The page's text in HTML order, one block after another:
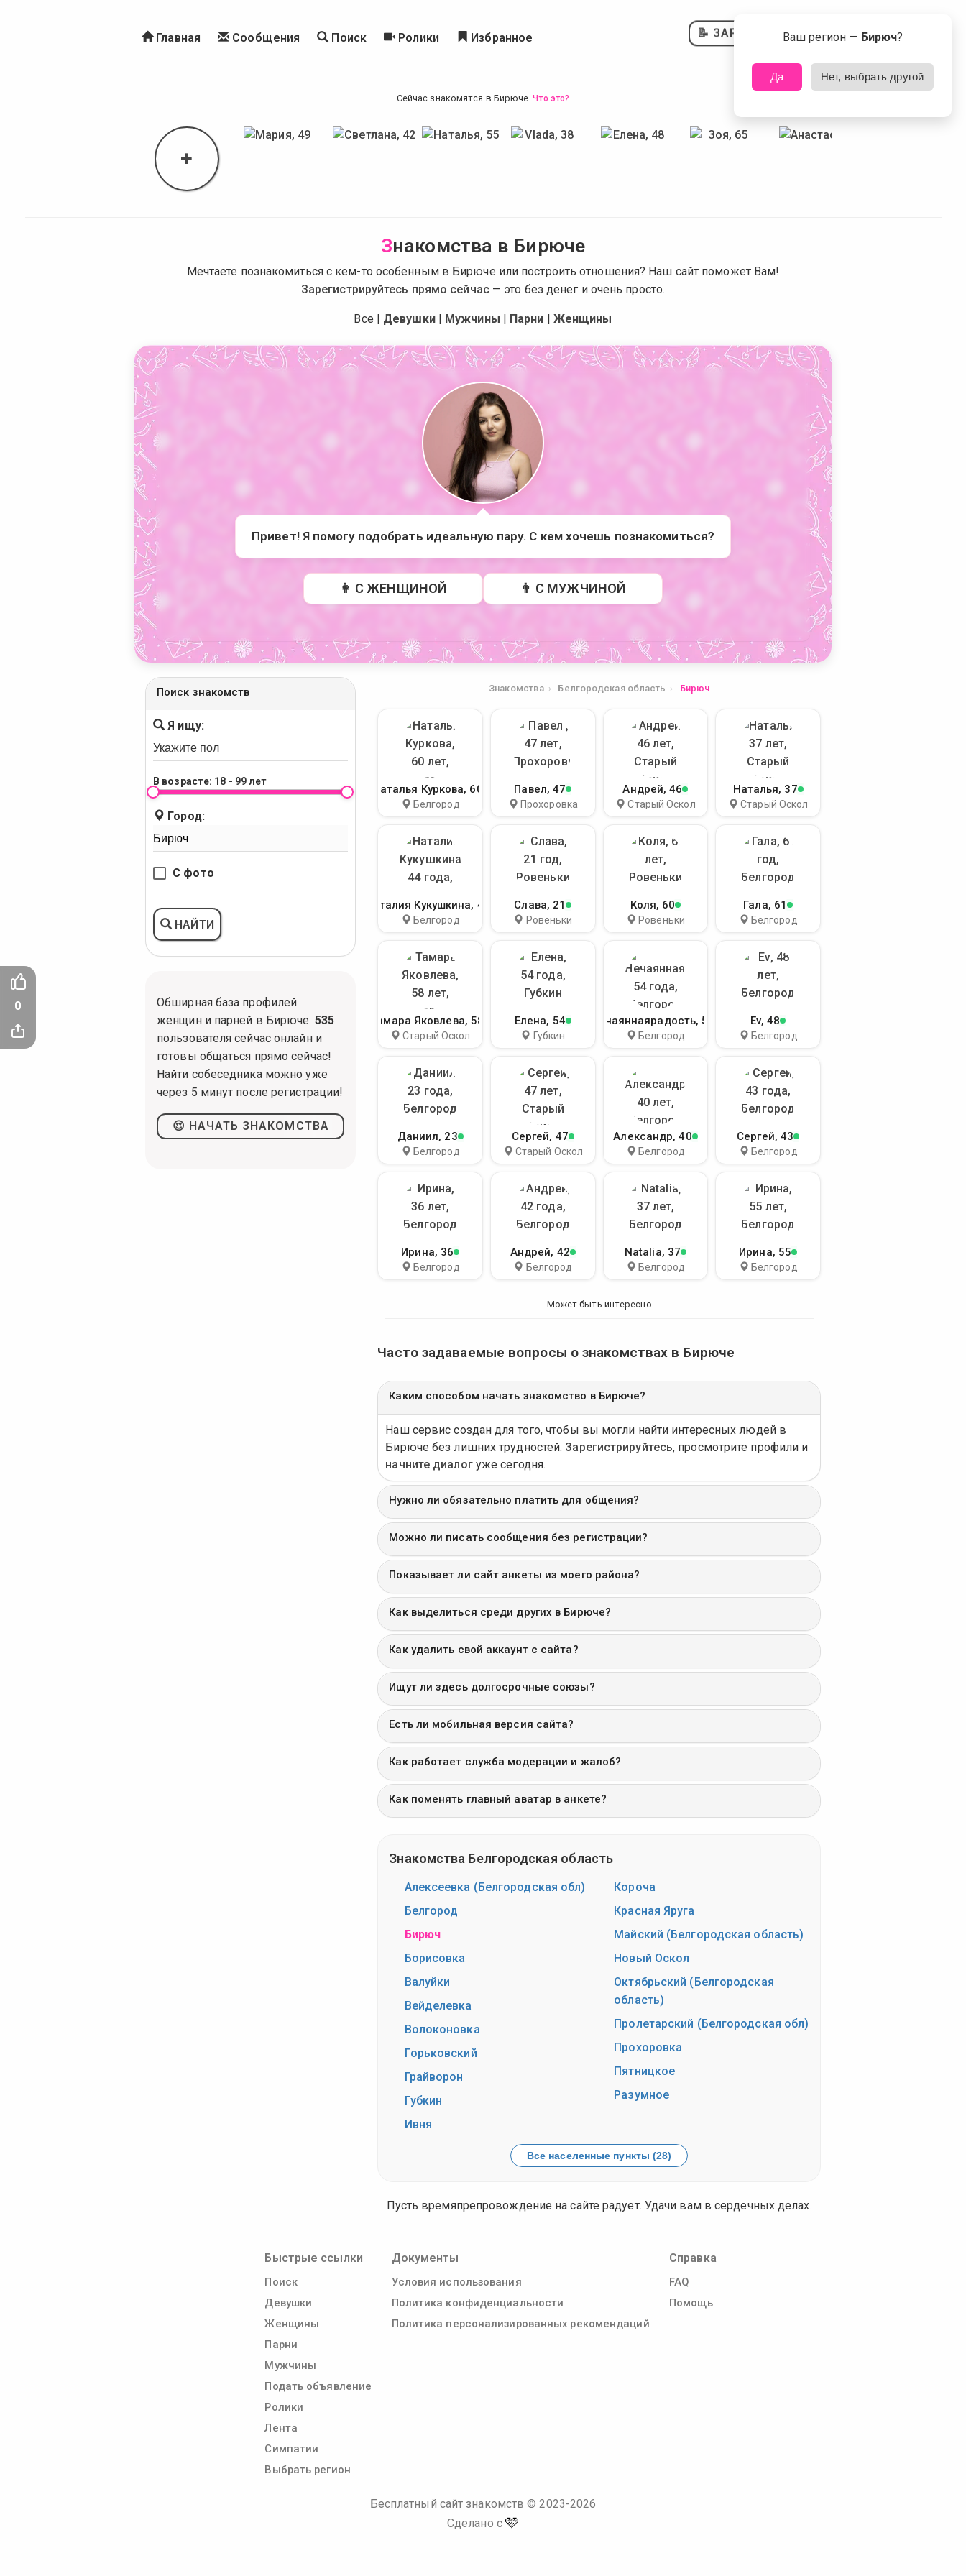
Главная Сообщения Поиск Ролики Избранное 📝 ЗАРЕГИСТРИРОВАТЬСЯ
Сейчас знакомятся в Бирюче Что это?
Знакомства в Бирюче
Мечтаете познакомиться с кем-то особенным в Бирюче или построить отношения? Наш сайт поможет Вам!
Зарегистрируйтесь прямо сейчас— это без денег и очень просто.
Все | Девушки| Мужчины | Парни | Женщины
Привет! Я помогу подобрать идеальную пару. С кем хочешь познакомиться?
👩 С ЖЕНЩИНОЙ 👨 С МУЖЧИНОЙ
Поиск знакомств
Я ищу:
В возрасте: 18 - 99 лет
Город:
С фото
НАЙТИ
Обширная база профилей
женщин и парней в Бирюче. 535
пользователя сейчас онлайн и
готовы общаться прямо сейчас!
Найти собеседника можно уже
через 5 минут после регистрации!
😍 НАЧАТЬ ЗНАКОМСТВА
Знакомства Белгородская область Бирюч
Наталья Куркова, 60
Белгород
Павел, 47
Прохоровка
Андрей, 46
Старый Оскол
Наталья, 37
Старый Оскол
Наталия Кукушкина, 44
Белгород
Слава, 21
Ровеньки
Коля, 60
Ровеньки
Гала, 61
Белгород
Тамара Яковлева, 58
Старый Оскол
Елена, 54
Губкин
Нечаяннаярадость, 54
Белгород
Ev, 48
Белгород
Даниил, 23
Белгород
Сергей, 47
Старый Оскол
Александр, 40
Белгород
Сергей, 43
Белгород
Ирина, 36
Белгород
Андрей, 42
Белгород
Natalia, 37
Белгород
Ирина, 55
Белгород
Может быть интересно
Часто задаваемые вопросы о знакомствах в Бирюче
Каким способом начать знакомство в Бирюче?
Наш сервис создан для того, чтобы вы могли найти интересных людей в
Бирюче без лишних трудностей. Зарегистрируйтесь, просмотрите профили и
начните диалогуже сегодня.
Нужно ли обязательно платить для общения?
Можно ли писать сообщения без регистрации?
Показывает ли сайт анкеты из моего района?
Как выделиться среди других в Бирюче?
Как удалить свой аккаунт с сайта?
Ищут ли здесь долгосрочные союзы?
Есть ли мобильная версия сайта?
Как работает служба модерации и жалоб?
Как поменять главный аватар в анкете?
Знакомства Белгородская область
Алексеевка (Белгородская обл)
Белгород
Бирюч
Борисовка
Валуйки
Вейделевка
Волоконовка
Горьковский
Грайворон
Губкин
Ивня
Короча
Красная Яруга
Майский (Белгородская область)
Новый Оскол
Октябрьский (Белгородская
область)
Пролетарский (Белгородская обл)
Прохоровка
Пятницкое
Разумное
Все населенные пункты (28)
Пусть времяпрепровождение на сайте радует. Удачи вам в сердечных делах.
Быстрые ссылки
Поиск
Девушки
Женщины
Парни
Мужчины
Подать объявление
Ролики
Лента
Симпатии
Выбрать регион
Документы
Условия использования
Политика конфиденциальности
Политика персонализированных рекомендаций
Справка
FAQ
Помощь
Бесплатный сайт знакомств © 2023-2026
Сделано с 🩷
0
Ваш регион — Бирюч?
Да Нет, выбрать другой